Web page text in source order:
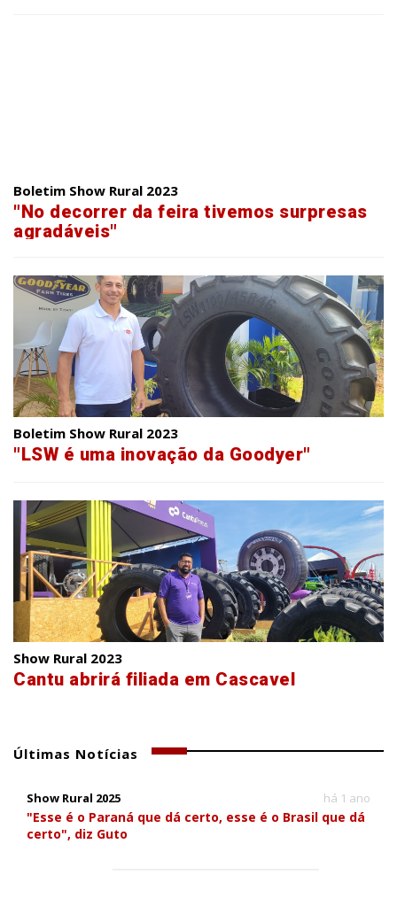
Boletim Show Rural 2023
"No decorrer da feira tivemos surpresas
agradáveis"
Boletim Show Rural 2023
"LSW é uma inovação da Goodyer"
Show Rural 2023
Cantu abrirá filiada em Cascavel
Últimas Notícias
Show Rural 2025 há 1 ano
"Esse é o Paraná que dá certo, esse é o Brasil que dá
certo", diz Guto